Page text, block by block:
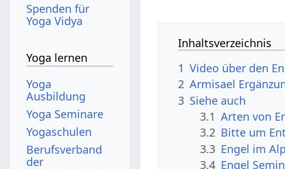
Inhaltsverzeichnis
1 Video über den
2 Armisael
3 Siehe auch
3.1 Arten von
3.2 Bitte um
3.3 Engel im
3.4 Engel
Spenden für
Yoga Vidya
Yoga lernen
Yoga
Ausbildung
Yoga Seminare
Yogaschulen
Berufsverband
der